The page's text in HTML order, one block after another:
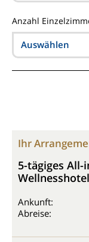
Anzahl
Auswählen
Ihr
5-tägiges All-
Ankunft:
Abreise: